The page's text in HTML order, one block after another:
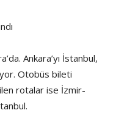
Ankara’yı İstanbul,
Otobüs bileti
rotalar ise İzmir-